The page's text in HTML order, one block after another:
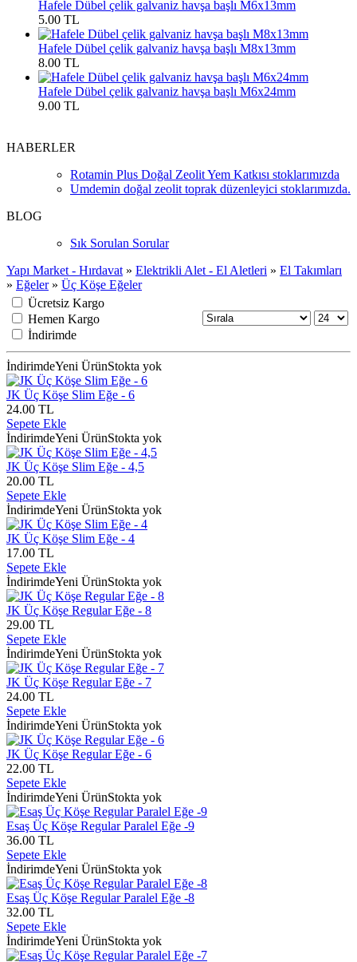
Hafele Dübel çelik galvaniz havşa başlı M6x13mm
5.00 TL
Hafele Dübel çelik galvaniz havşa başlı M8x13mm
8.00 TL
Hafele Dübel çelik galvaniz havşa başlı M6x24mm
9.00 TL
HABERLER
Rotamin Plus Doğal Zeolit Yem Katkısı stoklarımızda
Umdemin doğal zeolit toprak düzenleyici stoklarımızda.
BLOG
Sık Sorulan Sorular
Yapı Market - Hırdavat » Elektrikli Alet - El Aletleri » El Takımları
» Eğeler» Üç Köşe Eğeler
Ücretsiz Kargo
Hemen Kargo
İndirimde
İndirimdeYeni ÜrünStokta yok
JK Üç Köşe Slim Eğe - 6
24.00 TL
Sepete Ekle
İndirimdeYeni ÜrünStokta yok
JK Üç Köşe Slim Eğe - 4,5
20.00 TL
Sepete Ekle
İndirimdeYeni ÜrünStokta yok
JK Üç Köşe Slim Eğe - 4
17.00 TL
Sepete Ekle
İndirimdeYeni ÜrünStokta yok
JK Üç Köşe Regular Eğe - 8
29.00 TL
Sepete Ekle
İndirimdeYeni ÜrünStokta yok
JK Üç Köşe Regular Eğe - 7
24.00 TL
Sepete Ekle
İndirimdeYeni ÜrünStokta yok
JK Üç Köşe Regular Eğe - 6
22.00 TL
Sepete Ekle
İndirimdeYeni ÜrünStokta yok
Esaş Üç Köşe Regular Paralel Eğe -9
36.00 TL
Sepete Ekle
İndirimdeYeni ÜrünStokta yok
Esaş Üç Köşe Regular Paralel Eğe -8
32.00 TL
Sepete Ekle
İndirimdeYeni ÜrünStokta yok